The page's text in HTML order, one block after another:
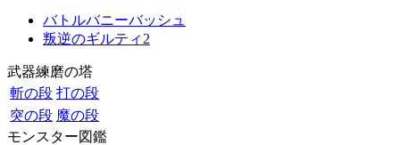
バトルバニーバッシュ
叛逆のギルティ2
武器練磨の塔
斬の段 打の段
突の段 魔の段
モンスター図鑑